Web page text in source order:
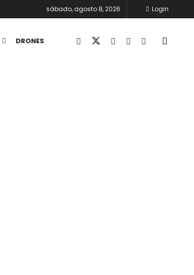
sábado, agosto 8, 2026 Login
DRONES